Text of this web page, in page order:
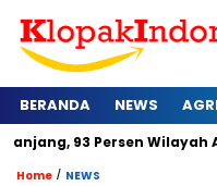
BERANDA NEWS
Persen Wilayah Alami
Home / NEWS